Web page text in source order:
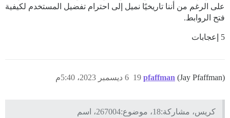
على الرغم من أننا تاريخيًا نميل إلى احترام تفضيل المستخدم لكيفية
فتح الروابط.
5 إعجابات
pfaffman (Jay Pfaffman) 6 ديسمبر 2023، 5:40م 19
كريس، مشاركة:18، موضوع:267004، اسم